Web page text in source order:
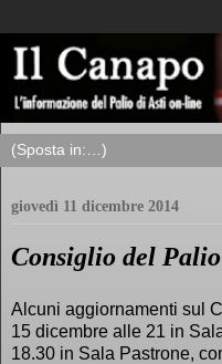
giovedì 11 dicembre 2014
Consiglio del
Alcuni aggiornamenti sul
15 dicembre alle 21 in
18.30 in Sala Pastrone,